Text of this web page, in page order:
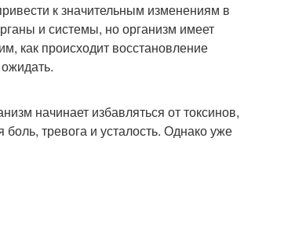
к значительным изменениям в
и системы, но организм имеет
как происходит восстановление
начинает избавляться от токсинов,
тревога и усталость. Однако уже